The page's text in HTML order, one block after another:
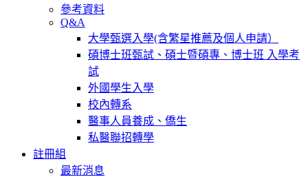
參考資料
Q&A
大學甄選入學(含繁星推薦及個人申請）
碩博士班甄試、碩士暨碩專、博士班 入學考
試
外國學生入學
校內轉系
醫事人員養成、僑生
私醫聯招轉學
註冊組
最新消息